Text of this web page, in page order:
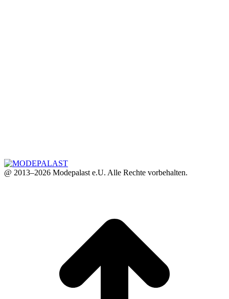
@ 2013–2026 Modepalast e.U. Alle Rechte vorbehalten.